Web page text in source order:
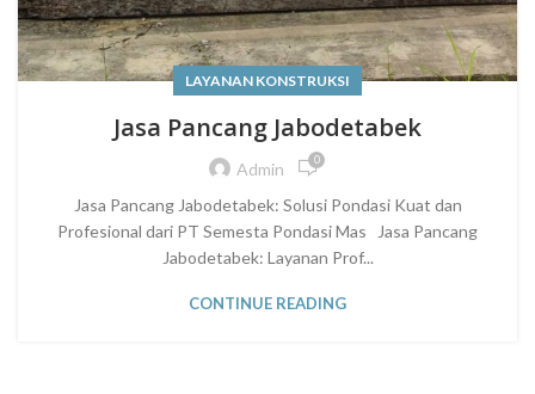
LAYANAN KONSTRUKSI
Jasa Pancang Jabodetabek
Admin 0
Jasa Pancang Jabodetabek: Solusi Pondasi Kuat dan
Profesional dari PT Semesta Pondasi Mas Jasa Pancang
Jabodetabek: Layanan Prof...
CONTINUE READING